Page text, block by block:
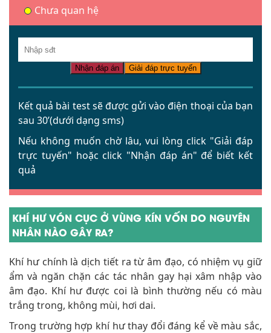
Chưa quan hệ
Kết quả bài test sẽ được gửi vào điện thoại của bạn
sau 30’(dưới dạng sms)
Nếu không muốn chờ lâu, vui lòng click "Giải đáp
trực tuyến" hoặc click "Nhận đáp án" để biết kết
quả
Nhận đáp án Giải đáp trực tuyến
KHÍ HƯ VÓN CỤC Ở VÙNG KÍN VỐN DO NGUYÊN
NHÂN NÀO GÂY RA?
Khí hư chính là dịch tiết ra từ âm đạo, có nhiệm vụ giữ
ẩm và ngăn chặn các tác nhân gay hại xâm nhập vào
âm đạo. Khí hư được coi là bình thường nếu có màu
trắng trong, không mùi, hơi dai.
Trong trường hợp khí hư thay đổi đáng kể về màu sắc,